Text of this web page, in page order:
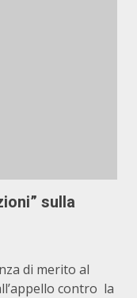
sulla
di merito al
contro la